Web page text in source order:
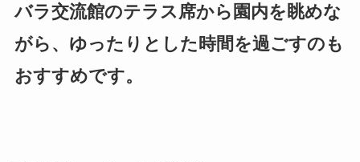
バラ交流館のテラス席から園内を眺めな
がら、ゆったりとした時間を過ごすのも
おすすめです。